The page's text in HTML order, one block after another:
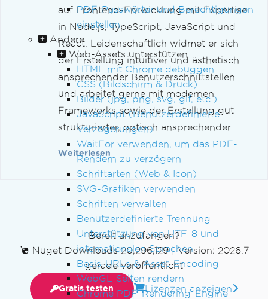
PDF-Passwörter und Berechtigungen
einstellen
Andere
Web-Assets unterstützen
HTML mit Chrome debuggen
CSS (Bildschirm & Druck)
Bilder (jpg, png, svg, gif, etc.)
JavaScript (Benutzerdefinierte
Verzögerungen)
WaitFor verwenden, um das PDF-
Rendern zu verzögern
Schriftarten (Web & Icon)
SVG-Grafiken verwenden
Schriften verwalten
Benutzerdefinierte Trennung
Unterstützung von UTF-8 und
internationalen Sprachen
Basis-URLs & Asset-Encoding
WebGL-Seiten rendern
Chrome PDF-Rendering-Engine
auf Frontend-Entwicklung mit Expertise
in Node.js, TypeScript, JavaScript und
React. Leidenschaftlich widmet er sich
der Erstellung intuitiver und ästhetisch
ansprechender Benutzerschnittstellen
und arbeitet gerne mit modernen
Frameworks sowie der Erstellung gut
strukturierter, optisch ansprechender ...
Weiterlesen
Bereit anzufangen?
Nuget Downloads 20,296,129|Version: 2026.7
gerade veröffentlicht
Gratis testen Lizenzen anzeigen